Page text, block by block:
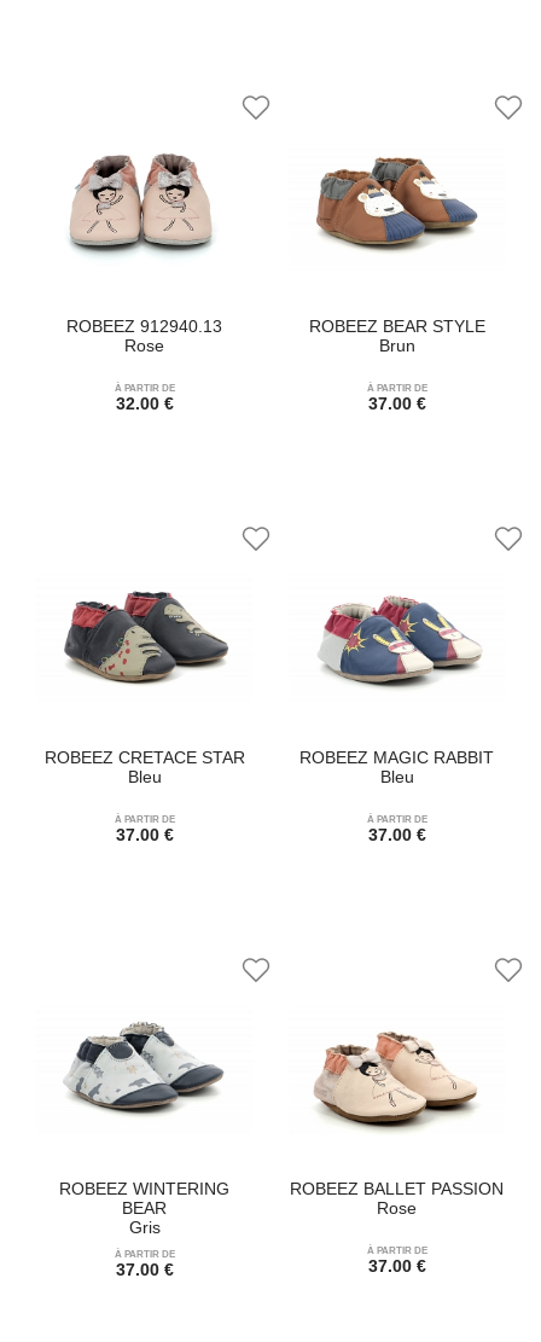
ROBEEZ 912940.13
Rose
À PARTIR DE
32.00 €
ROBEEZ BEAR STYLE
Brun
À PARTIR DE
37.00 €
ROBEEZ CRETACE STAR
Bleu
À PARTIR DE
37.00 €
ROBEEZ MAGIC RABBIT
Bleu
À PARTIR DE
37.00 €
ROBEEZ WINTERING
BEAR
Gris
À PARTIR DE
37.00 €
ROBEEZ BALLET PASSION
Rose
À PARTIR DE
37.00 €